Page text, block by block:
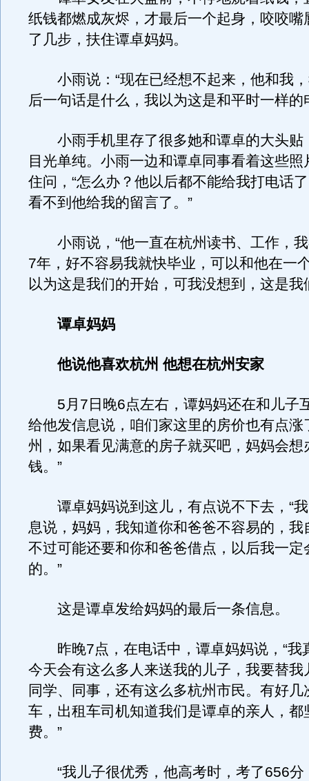
纸钱都燃成灰烬，才最后一个起身，咬咬嘴
了几步，扶住谭卓妈妈。
小雨说：“现在已经想不起来，他和我，
后一句话是什么，我以为这是和平时一样的
小雨手机里存了很多她和谭卓的大头贴
目光单纯。小雨一边和谭卓同事看着这些照
住问，“怎么办？他以后都不能给我打电话
看不到他给我的留言了。”
小雨说，“他一直在杭州读书、工作，我
7年，好不容易我就快毕业，可以和他在一
以为这是我们的开始，可我没想到，这是我
谭卓妈妈
他说他喜欢杭州 他想在杭州安家
5月7日晚6点左右，谭妈妈还在和儿子
给他发信息说，咱们家这里的房价也有点涨
州，如果看见满意的房子就买吧，妈妈会想
钱。”
谭卓妈妈说到这儿，有点说不下去，“我
息说，妈妈，我知道你和爸爸不容易的，我
不过可能还要和你和爸爸借点，以后我一定
的。”
这是谭卓发给妈妈的最后一条信息。
昨晚7点，在电话中，谭卓妈妈说，“我
今天会有这么多人来送我的儿子，我要替我
同学、同事，还有这么多杭州市民。有好几
车，出租车司机知道我们是谭卓的亲人，都
费。”
“我儿子很优秀，他高考时，考了656分